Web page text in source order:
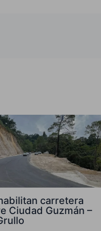
carretera
Ciudad Guzmán –